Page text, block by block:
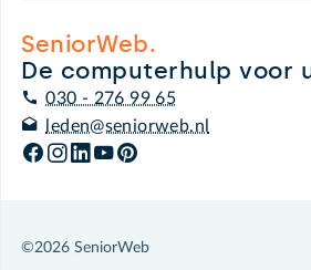
SeniorWeb.
De computerhulp voor
030 - 276 99 65
leden@seniorweb.nl
©2026 SeniorWeb